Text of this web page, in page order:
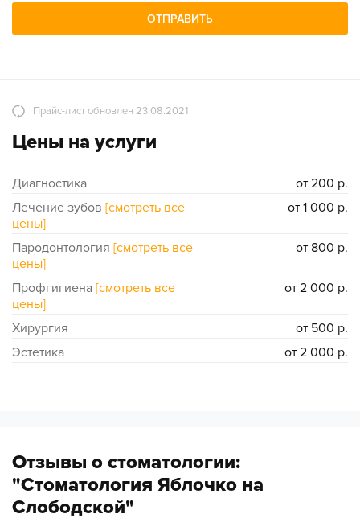
ОТПРАВИТЬ
Цены на услуги
Прайс-лист обновлен 23.08.2021
Диагностика
от 200 р.
Лечение зубов [смотреть все
цены]
от 1 000 р.
Пародонтология [смотреть все
цены]
от 800 р.
Профгигиена [смотреть все
цены]
от 2 000 р.
Хирургия
от 500 р.
Эстетика
от 2 000 р.
Отзывы о стоматологии:
"Стоматология Яблочко на
Слободской"